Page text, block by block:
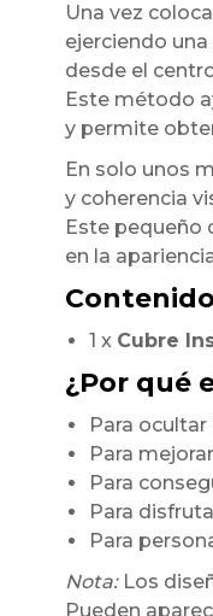
Una vez
ejerciendo
desde el
Este método
y permite
En solo unos
y coherencia
Este pequeño
en la
1 x Cubre
¿Por qué
Para
Para
Para
Para
Para
Nota:Los
Pueden